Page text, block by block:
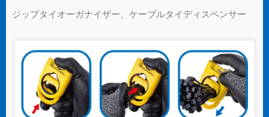
ジップタイオーガナイザー、ケーブルタイディスペンサー